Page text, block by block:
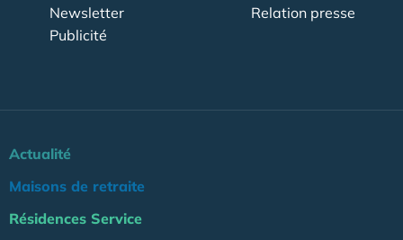
Newsletter
Publicité
Relation presse
Actualité
Maisons de retraite
Résidences Service